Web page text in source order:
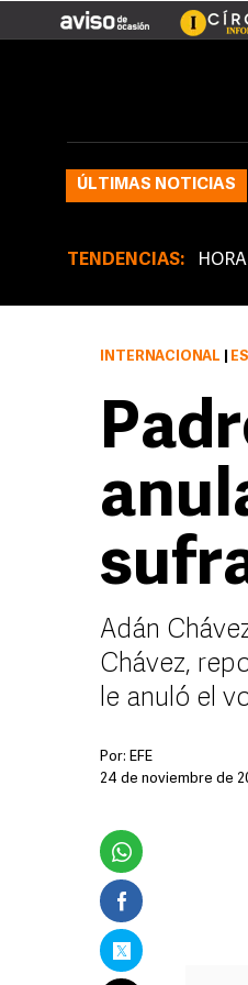
ÚLTIMAS NOTICIAS
TENDENCIAS:
INTERNACIONAL
Adán
Chávez,
le anuló el
Por: EFE
24 de noviembre de